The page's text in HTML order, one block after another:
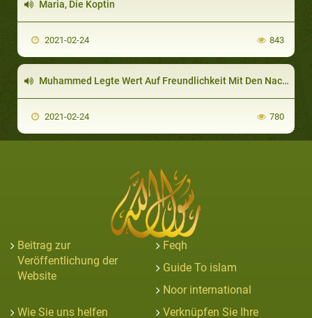
Maria, Die Koptin
2021-02-24 843
Muhammed Legte Wert Auf Freundlichkeit Mit Den Nachbarn
2021-02-24 780
Beitrag zur
Veröffentlichung der
Website
Feqh
Guide To islam
Noor international
Wie Sie uns helfen
Verknüpfen Sie Ihre